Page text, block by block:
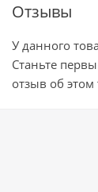
Отзывы
У данного
Станьте
отзыв об этом